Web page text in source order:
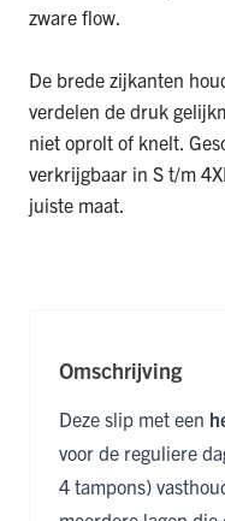
zware flow.
De brede zijkanten
verdelen de druk
niet oprolt of knelt.
verkrijgbaar in S t/m
juiste maat.
Omschrijving
Deze slip met een
voor de reguliere
4 tampons)